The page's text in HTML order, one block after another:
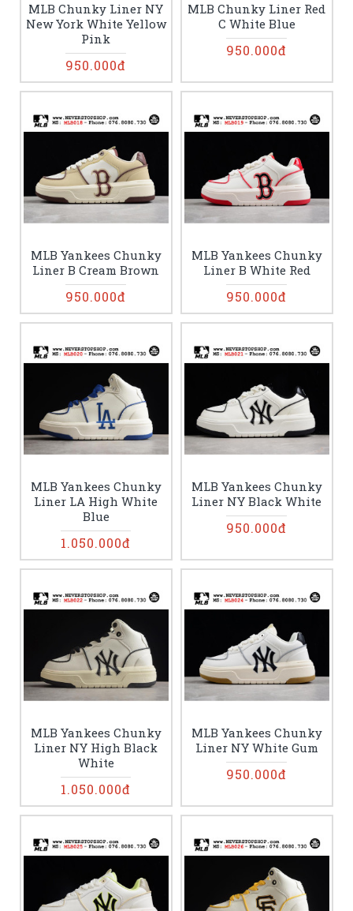
MLB Chunky Liner NY
New York White Yellow
Pink
950.000đ
MLB Chunky Liner Red
C White Blue
950.000đ
MLB Yankees Chunky
Liner B Cream Brown
950.000đ
MLB Yankees Chunky
Liner B White Red
950.000đ
MLB Yankees Chunky
Liner LA High White
Blue
1.050.000đ
MLB Yankees Chunky
Liner NY Black White
950.000đ
MLB Yankees Chunky
Liner NY High Black
White
1.050.000đ
MLB Yankees Chunky
Liner NY White Gum
950.000đ